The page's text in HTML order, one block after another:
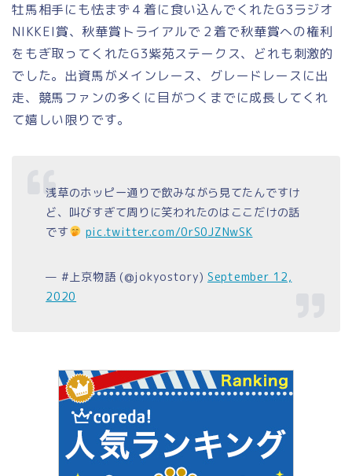
牡馬相手にも怯まず４着に食い込んでくれたG3ラジオ
NIKKEI賞、秋華賞トライアルで２着で秋華賞への権利
をもぎ取ってくれたG3紫苑ステークス、どれも刺激的
でした。出資馬がメインレース、グレードレースに出
走、競馬ファンの多くに目がつくまでに成長してくれ
て嬉しい限りです。
浅草のホッピー通りで飲みながら見てたんですけ
ど、叫びすぎて周りに笑われたのはここだけの話
です
pic.twitter.com/0rS0JZNwSK
— #上京物語 (@jokyostory)September 12,
2020